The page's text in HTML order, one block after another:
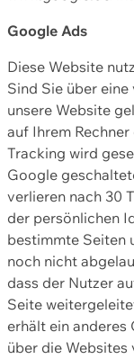
Google Ads
Diese Website
Sind Sie über
unsere Website
auf Ihrem
Tracking wird
Google
verlieren nach 30
der persönlichen
bestimmte Seiten
noch nicht
dass der Nutzer
Seite
erhält ein
über die Websites